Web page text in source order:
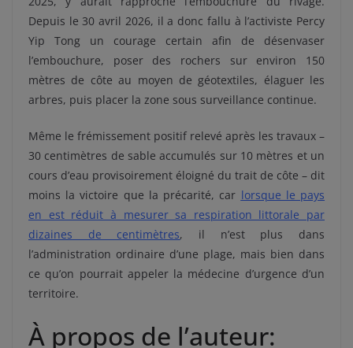
Depuis le 30 avril 2026, il a donc fallu à l’activiste Percy
Yip Tong un courage certain afin de désenvaser
l’embouchure, poser des rochers sur environ 150
mètres de côte au moyen de géotextiles, élaguer les
arbres, puis placer la zone sous surveillance continue.
Même le frémissement positif relevé après les travaux –
30 centimètres de sable accumulés sur 10 mètres et un
cours d’eau provisoirement éloigné du trait de côte – dit
moins la victoire que la précarité, car lorsque le pays
en est réduit à mesurer sa respiration littorale par
dizaines de centimètres, il n’est plus dans
l’administration ordinaire d’une plage, mais bien dans
ce qu’on pourrait appeler la médecine d’urgence d’un
territoire.
À propos de l’auteur: